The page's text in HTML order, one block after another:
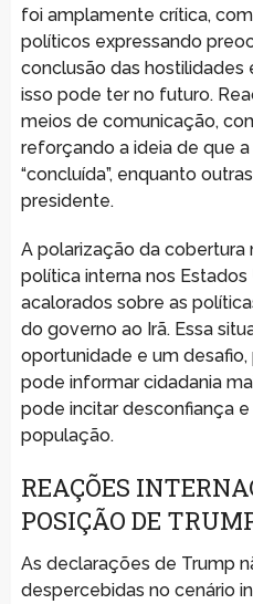
foi amplamente crítica,
políticos expressando
conclusão das hostilidades
isso pode ter no futuro.
meios de comunicação,
reforçando a ideia de que
“concluída”, enquanto
presidente.
A polarização da cobertura
política interna nos
acalorados sobre as
do governo ao Irã. Essa
oportunidade e um desafio,
pode informar cidadania
pode incitar desconfiança
população.
REAÇÕES
POSIÇÃO DE
As declarações de Trump
despercebidas no cenário